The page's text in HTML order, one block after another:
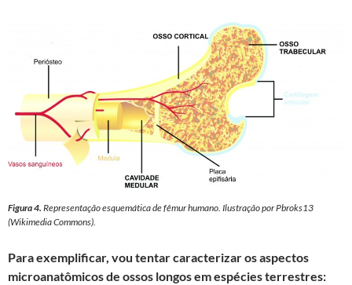
Figura 4. Representação esquemática de fêmur humano. Ilustração por Pbroks13
(Wikimedia Commons).
Para exemplificar, vou tentar caracterizar os aspectos
microanatômicos de ossos longos em espécies terrestres: